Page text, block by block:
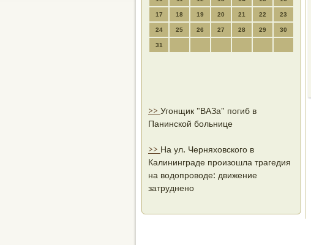
17 18 19 20 21 22 23
24 25 26 27 28 29 30
31
>> Угонщик "ВАЗа" погиб в
Панинской больнице
>> На ул. Черняховского в
Калининграде произошла трагедия
на водопроводе: движение
затруднено